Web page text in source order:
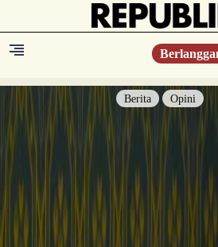
Berita Opini
Berita
Hikmah